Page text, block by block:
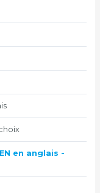
en anglais -